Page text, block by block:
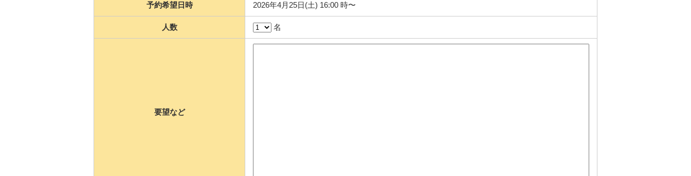
予約希望日時 2026年4月25日(土) 16:00 時〜
人数 名
要望など